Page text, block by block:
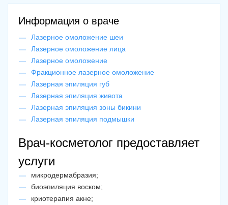
Информация о враче
Лазерное омоложение шеи
Лазерное омоложение лица
Лазерное омоложение
Фракционное лазерное омоложение
Лазерная эпиляция губ
Лазерная эпиляция живота
Лазерная эпиляция зоны бикини
Лазерная эпиляция подмышки
Врач-косметолог предоставляет
услуги
микродермабразия;
биоэпиляция воском;
криотерапия акне;